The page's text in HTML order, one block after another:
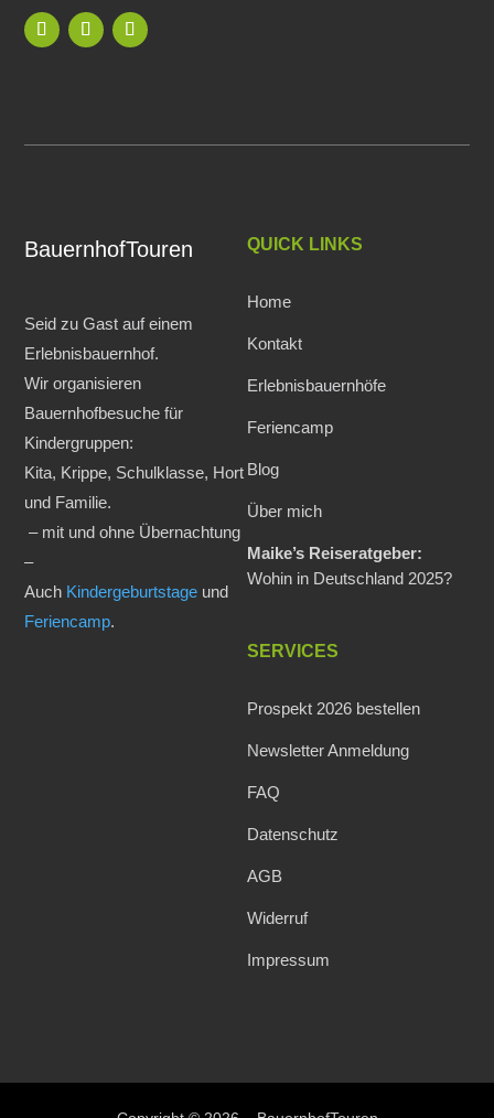
BauernhofTouren
Seid zu Gast auf einem
Erlebnisbauernhof.
Wir organisieren
Bauernhofbesuche für
Kindergruppen:
Kita, Krippe, Schulklasse, Hort
und Familie.
– mit und ohne Übernachtung
–
Auch Kindergeburtstage und
Feriencamp.
QUICK LINKS
Home
Kontakt
Erlebnisbauernhöfe
Feriencamp
Blog
Über mich
Maike’s Reiseratgeber:
Wohin in Deutschland 2025?
SERVICES
Prospekt 2026 bestellen
Newsletter Anmeldung
FAQ
Datenschutz
AGB
Widerruf
Impressum